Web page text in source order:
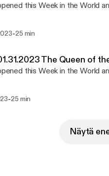
this Week in the World
-25 min
The Queen of
this Week in the World
-25 min
Näytä